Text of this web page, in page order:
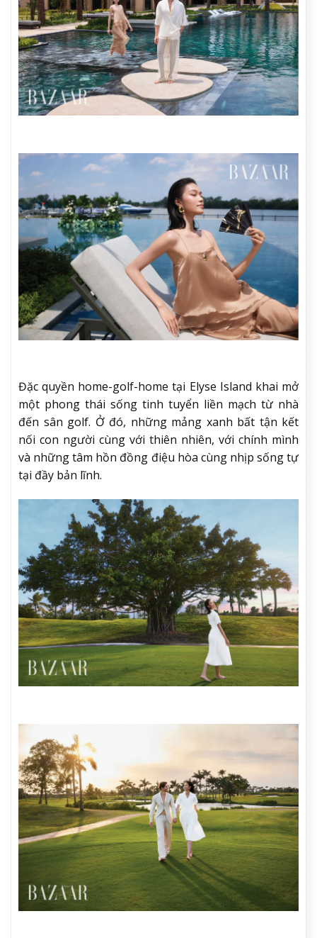
Đặc quyền home-golf-home tại Elyse Island khai mở
một phong thái sống tinh tuyển liền mạch từ nhà
đến sân golf. Ở đó, những mảng xanh bất tận kết
nối con người cùng với thiên nhiên, với chính mình
và những tâm hồn đồng điệu hòa cùng nhịp sống tự
tại đầy bản lĩnh.